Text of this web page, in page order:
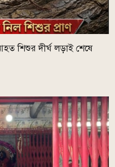
শিশুর দীর্ঘ লড়াই শেষে